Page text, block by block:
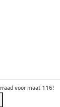
voor maat 116!